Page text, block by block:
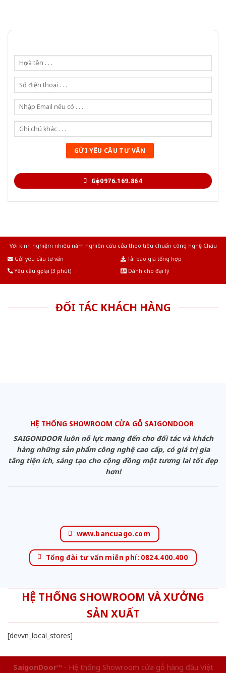
Gọi 0976.169.864
Với kinh nghiệm nhiêu năm nghiên cứu cửa theo tiêu chuẩn công nghệ Châu
Gửi yêu cầu tư vấn
Tải báo giá tổng hợp
Yêu cầu gọi lại (3 phút)
Dành cho đại lý
ĐỐI TÁC KHÁCH HÀNG
HỆ THỐNG SHOWROOM CỬA GỖ SAIGONDOOR
SAIGONDOOR luôn nỗ lực mang đến cho đối tác và khách
hàng những sản phẩm công nghệ cao cấp, có giá trị gia
tăng tiện ích, sáng tạo cho cộng đồng một tương lai tốt đẹp
hơn!
www.bancuago.com
Tổng đài tư vấn miễn phí: 0824.400.400
HỆ THỐNG SHOWROOM VÀ XƯỞNG
SẢN XUẤT
[devvn_local_stores]
SaigonDoor™ - Hệ thống Showroom cửa gỗ hàng đầu Việt